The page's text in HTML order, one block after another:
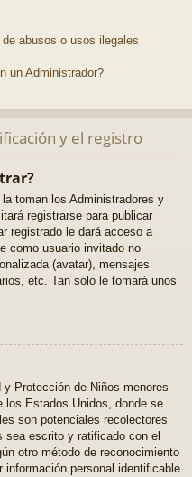
abusos o usos ilegales
un Administrador?
y el registro
toman los Administradores y
registrarse para publicar
registrado le dará acceso a
como usuario invitado no
(avatar), mensajes
etc. Tan solo le tomará unos
Protección de Niños menores
los Estados Unidos, donde se
son potenciales recolectores
sea escrito y ratificado con el
otro método de reconocimiento
información personal identificable